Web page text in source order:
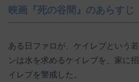
映画『死の谷間』のあらすじ
ある日ファロが、ケイレブという
ンは水を求めるケイレブを、家に
イレブを警戒した。